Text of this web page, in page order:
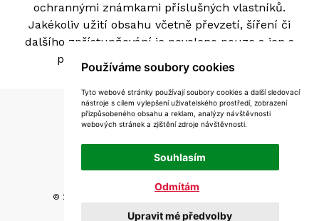
Používáme soubory cookies
Tyto webové stránky používají soubory cookies a další sledovací
nástroje s cílem vylepšení uživatelského prostředí, zobrazení
přizpůsobeného obsahu a reklam, analýzy návštěvnosti
webových stránek a zjištění zdroje návštěvnosti.
Souhlasím
Odmítám
Upravit mé předvolby
ochrannými známkami příslušných vlastníků.
Jakékoliv užití obsahu včetně převzetí, šíření či
dalšího zpřístupňování je povoleno pouze a jen s
písemným souhlasem provozovatele.
Mapa stránek
Podmínky použití
Zásady zpracování souborů cookie
© 2026 Petr Škoda s.r.o, všechna práva vyhrazena